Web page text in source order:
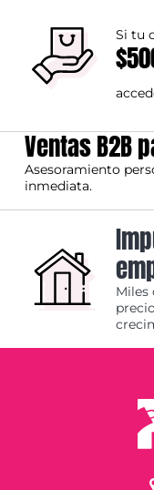
Si tu
Ventas B2B
Asesoramiento
inmediata.
Miles